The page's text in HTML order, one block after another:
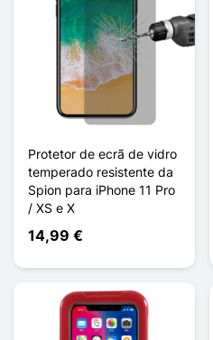
Protetor de ecrã de vidro
temperado resistente da
Spion para iPhone 11 Pro
/ XS e X
14,99 €